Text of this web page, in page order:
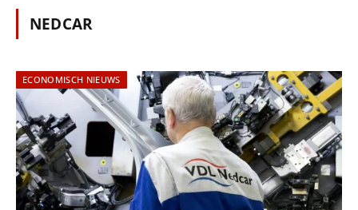
NEDCAR
ECONOMISCH NIEUWS